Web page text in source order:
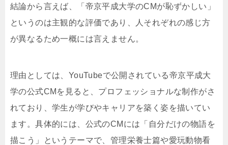
結論から言えば、「帝京平成大学のCMが恥ずかしい」
というのは主観的な評価であり、人それぞれの感じ方
が異なるため一概には言えません。
理由としては、YouTubeで公開されている帝京平成大
学の公式CMを見ると、プロフェッショナルな制作がさ
れており、学生が学びやキャリアを築く姿を描いてい
ます。具体的には、公式のCMには「自分だけの物語を
描こう」というテーマで、管理栄養士篇や愛玩動物看